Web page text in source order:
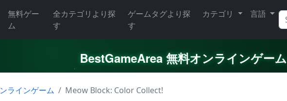
無料ゲー
ム
全カテゴリより探
す
ゲームタグより探
す
カテゴリ 言語
BestGameArea 無料オンラインゲーム
ラインゲーム Meow Block: Color Collect!